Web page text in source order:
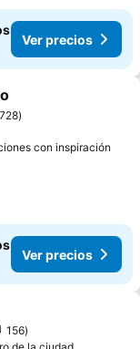
Ver precios
728
con inspiración
Ver precios
156